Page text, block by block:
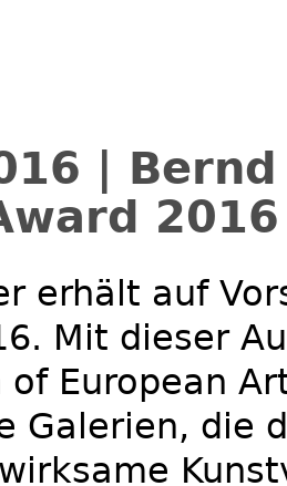
|
2016
erhält auf
Mit dieser
of European
Galerien, die